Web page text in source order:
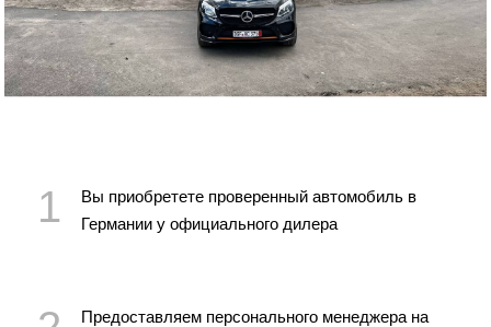
Вы приобретете проверенный автомобиль в
Германии у официального дилера
Предоставляем персонального менеджера на